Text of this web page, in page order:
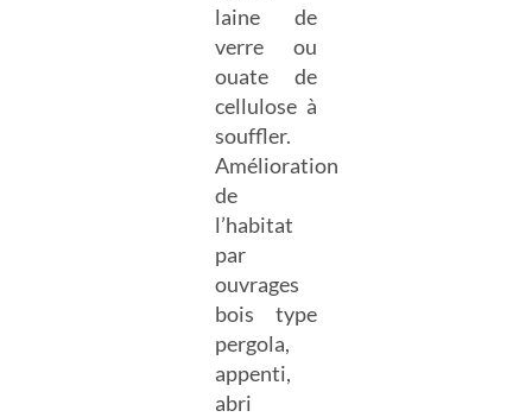
laine de
verre ou
ouate de
cellulose à
souffler.
Amélioration
de
l’habitat
par
ouvrages
bois type
pergola,
appenti,
abri